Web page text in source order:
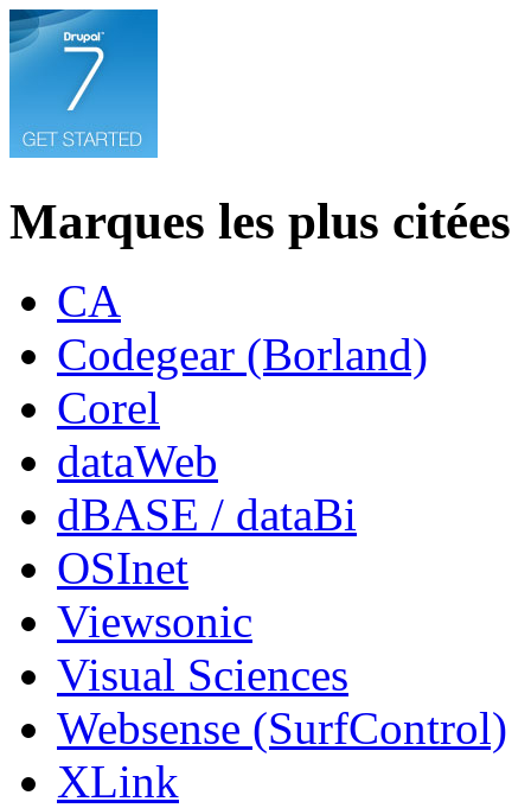
Marques les plus citées
CA
Codegear (Borland)
Corel
dataWeb
dBASE / dataBi
OSInet
Viewsonic
Visual Sciences
Websense (SurfControl)
XLink